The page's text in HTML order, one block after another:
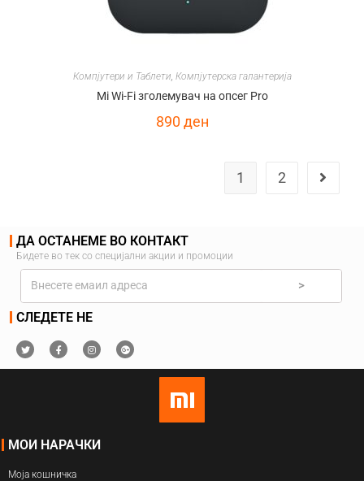
Компјутери и Таблети Компјутерска галантерија
Mi Wi-Fi зголемувач на опсег Pro
890ден
1 2
ДА ОСТАНЕМЕ ВО КОНТАКТ
Бидете во тек со специјални акции и промоции
>
СЛЕДЕТЕ НЕ
МОИ НАРАЧКИ
Моја кошничка